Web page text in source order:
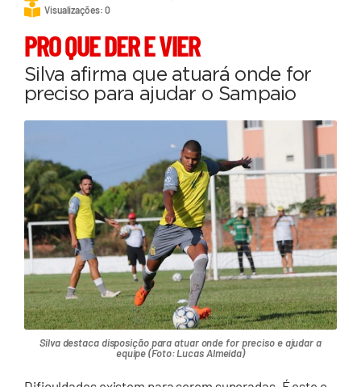
Visualizações: 0
PRO QUE DER E VIER
Silva afirma que atuará onde for
preciso para ajudar o Sampaio
Silva destaca disposição para atuar onde for preciso e ajudar a
equipe (Foto: Lucas Almeida)